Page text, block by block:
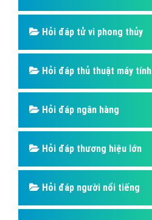
Hỏi đáp tử vi phong thủy
Hỏi đáp thủ thuật máy tính
Hỏi đáp ngân hàng
Hỏi đáp thương hiệu lớn
Hỏi đáp người nổi tiếng